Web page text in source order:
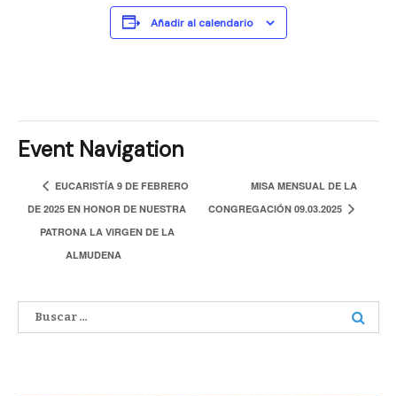
Añadir al calendario
Event Navigation
EUCARISTÍA 9 DE FEBRERO
DE 2025 EN HONOR DE NUESTRA
PATRONA LA VIRGEN DE LA
ALMUDENA
MISA MENSUAL DE LA
CONGREGACIÓN 09.03.2025
Buscar: